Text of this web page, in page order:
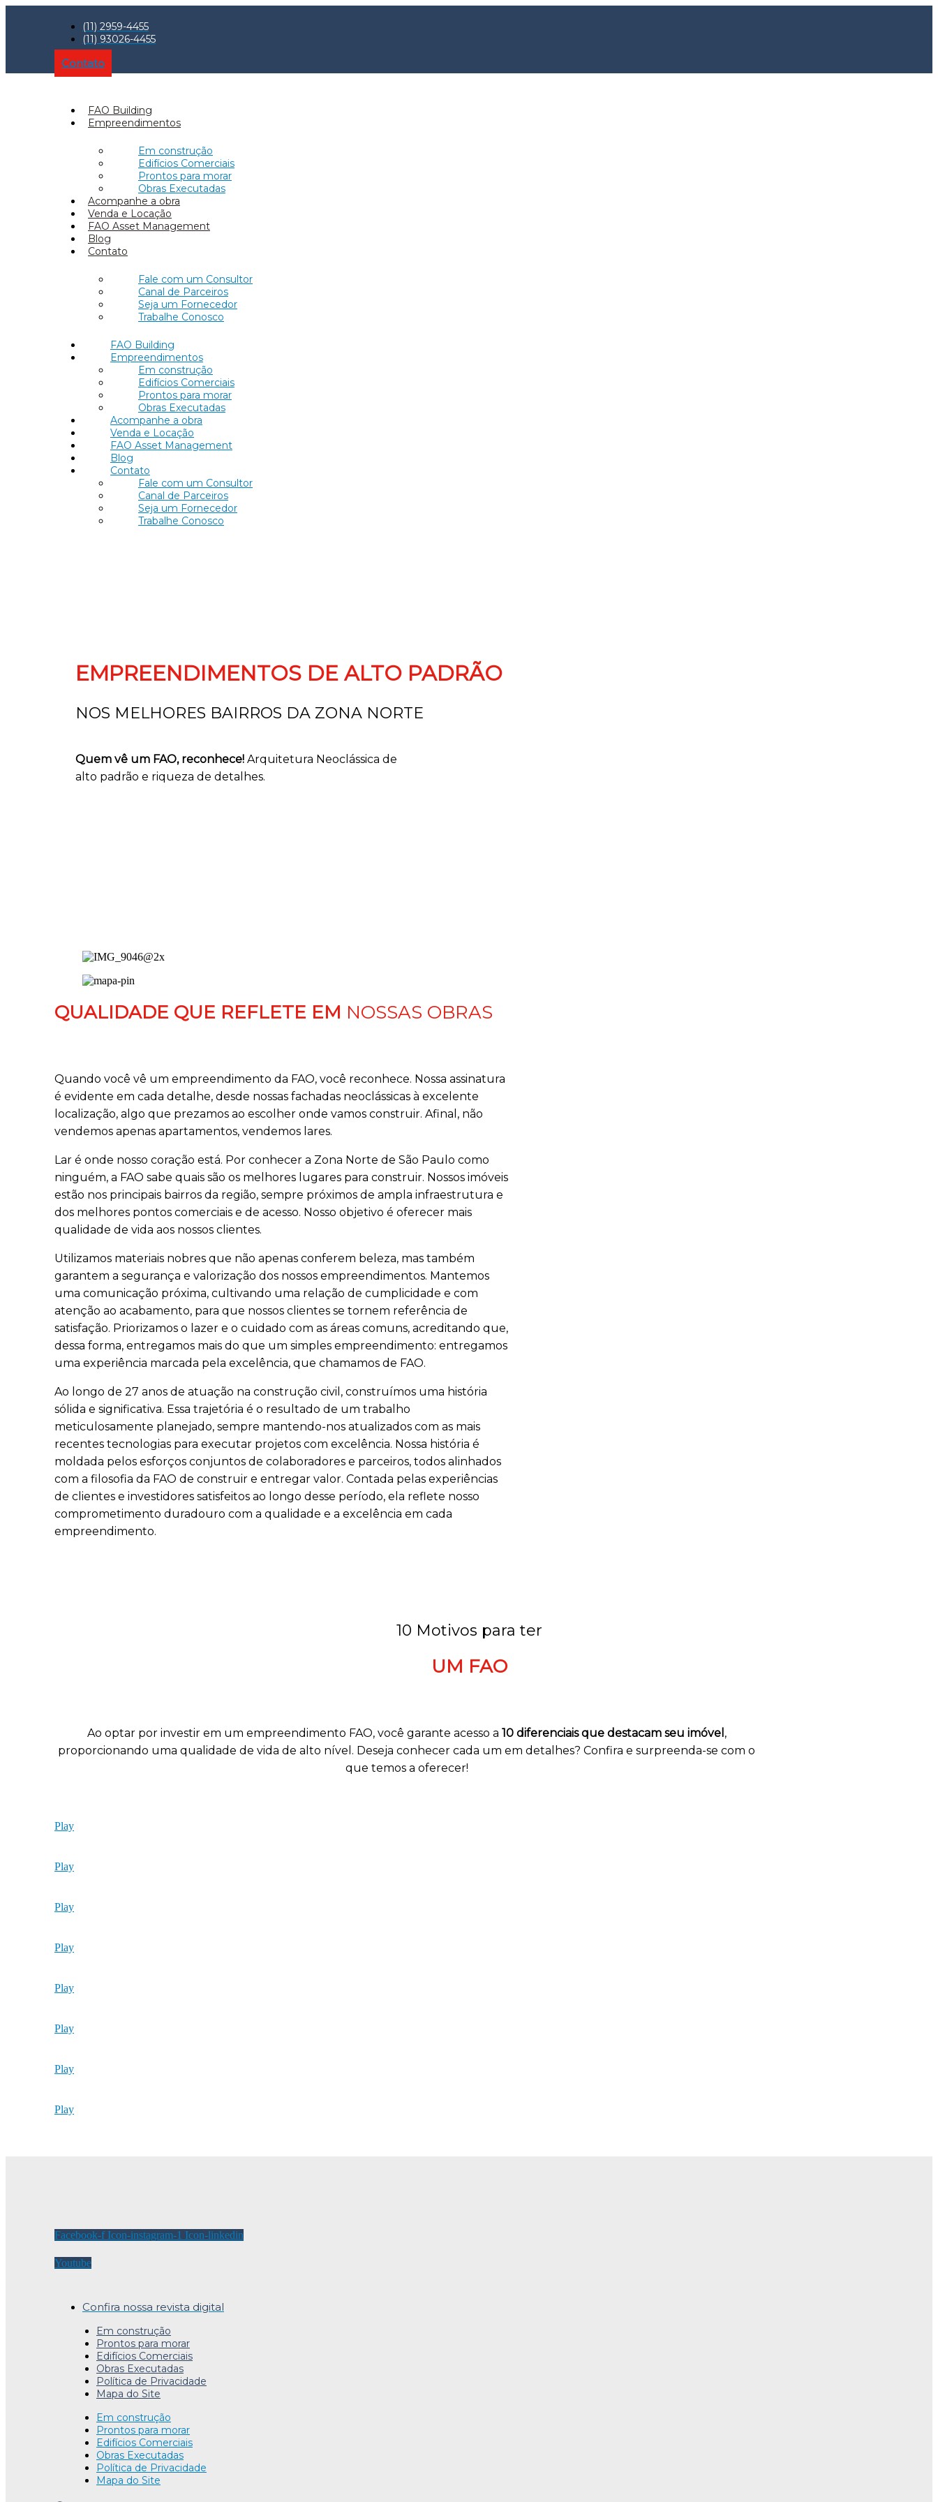
(11) 2959-4455
(11) 93026-4455
Contato
FAO Building
Empreendimentos
Em construção
Edifícios Comerciais
Prontos para morar
Obras Executadas
Acompanhe a obra
Venda e Locação
FAO Asset Management
Blog
Contato
Fale com um Consultor
Canal de Parceiros
Seja um Fornecedor
Trabalhe Conosco
FAO Building
Empreendimentos
Em construção
Edifícios Comerciais
Prontos para morar
Obras Executadas
Acompanhe a obra
Venda e Locação
FAO Asset Management
Blog
Contato
Fale com um Consultor
Canal de Parceiros
Seja um Fornecedor
Trabalhe Conosco
EMPREENDIMENTOS DE ALTO PADRÃO
NOS MELHORES BAIRROS DA ZONA NORTE
Quem vê um FAO, reconhece! Arquitetura Neoclássica de
alto padrão e riqueza de detalhes.
QUALIDADE QUE REFLETE EM NOSSAS OBRAS
Quando você vê um empreendimento da FAO, você reconhece. Nossa assinatura
é evidente em cada detalhe, desde nossas fachadas neoclássicas à excelente
localização, algo que prezamos ao escolher onde vamos construir. Afinal, não
vendemos apenas apartamentos, vendemos lares.
Lar é onde nosso coração está. Por conhecer a Zona Norte de São Paulo como
ninguém, a FAO sabe quais são os melhores lugares para construir. Nossos imóveis
estão nos principais bairros da região, sempre próximos de ampla infraestrutura e
dos melhores pontos comerciais e de acesso. Nosso objetivo é oferecer mais
qualidade de vida aos nossos clientes.
Utilizamos materiais nobres que não apenas conferem beleza, mas também
garantem a segurança e valorização dos nossos empreendimentos. Mantemos
uma comunicação próxima, cultivando uma relação de cumplicidade e com
atenção ao acabamento, para que nossos clientes se tornem referência de
satisfação. Priorizamos o lazer e o cuidado com as áreas comuns, acreditando que,
dessa forma, entregamos mais do que um simples empreendimento: entregamos
uma experiência marcada pela excelência, que chamamos de FAO.
Ao longo de 27 anos de atuação na construção civil, construímos uma história
sólida e significativa. Essa trajetória é o resultado de um trabalho
meticulosamente planejado, sempre mantendo-nos atualizados com as mais
recentes tecnologias para executar projetos com excelência. Nossa história é
moldada pelos esforços conjuntos de colaboradores e parceiros, todos alinhados
com a filosofia da FAO de construir e entregar valor. Contada pelas experiências
de clientes e investidores satisfeitos ao longo desse período, ela reflete nosso
comprometimento duradouro com a qualidade e a excelência em cada
empreendimento.
10 Motivos para ter
UM FAO
Ao optar por investir em um empreendimento FAO, você garante acesso a 10 diferenciais que destacam seu imóvel ,
proporcionando uma qualidade de vida de alto nível. Deseja conhecer cada um em detalhes? Confira e surpreenda-se com o
que temos a oferecer!
Play
Play
Play
Play
Play
Play
Play
Play
Facebook-f Icon-instagram-1 Icon-linkedin
Youtube
Confira nossa revista digital
Em construção
Prontos para morar
Edifícios Comerciais
Obras Executadas
Política de Privacidade
Mapa do Site
Em construção
Prontos para morar
Edifícios Comerciais
Obras Executadas
Política de Privacidade
Mapa do Site